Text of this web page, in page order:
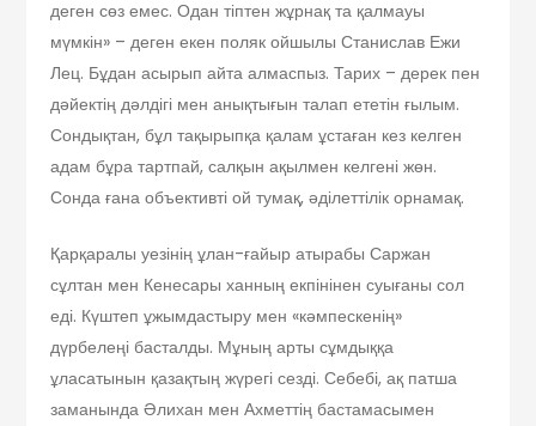
деген сөз емес. Одан тіптен жұрнақ та қалмауы
мүмкін» – деген екен поляк ойшылы Станислав Ежи
Лец. Бұдан асырып айта алмаспыз. Тарих – дерек пен
дәйектің дәлдігі мен анықтығын талап ететін ғылым.
Сондықтан, бұл тақырыпқа қалам ұстаған кез келген
адам бұра тартпай, салқын ақылмен келгені жөн.
Сонда ғана объективті ой тумақ, әділеттілік орнамақ.
Қарқаралы уезінің ұлан-ғайыр атырабы Саржан
сұлтан мен Кенесары ханның екпінінен суығаны сол
еді. Күштеп ұжымдастыру мен «кәмпескенің»
дүрбелеңі басталды. Мұның арты сұмдыққа
ұласатынын қазақтың жүрегі сезді. Себебі, ақ патша
заманында Әлихан мен Ахметтің бастамасымен